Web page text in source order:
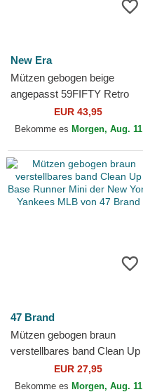
New Era
Mützen gebogen beige
angepasst 59FIFTY Retro
Crown Linen der New York
Yankees MLB von New Era
EUR 43,95
Bekomme es Morgen, Aug. 11
47 Brand
Mützen gebogen braun
verstellbares band Clean Up
Base Runner Mini der New
York Yankees MLB von 47...
EUR 27,95
Bekomme es Morgen, Aug. 11